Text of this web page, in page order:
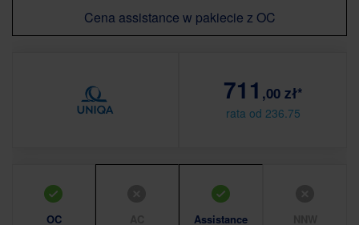
Cena assistance w pakiecie z OC
711 ,00 zł*
rata od 236.75
OC Assistance